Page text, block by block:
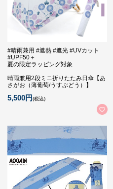
#晴雨兼用 #遮熱 #遮光 #UVカット
#UPF50＋
夏の限定ラッピング対象
晴雨兼用2段ミニ折りたたみ日傘【あ
さがお（薄葡萄/うすぶどう）】
5,500円(税込)